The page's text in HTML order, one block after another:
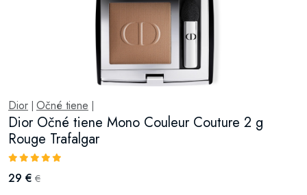
Dior Očné tiene
Dior Očné tiene Mono Couleur Couture 2 g
Rouge Trafalgar
29 € €